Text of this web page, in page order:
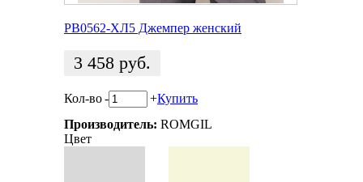
РВ0562-ХЛ5 Джемпер женский
3 458 руб.
Кол-во- +Купить
Производитель: ROMGIL
Цвет